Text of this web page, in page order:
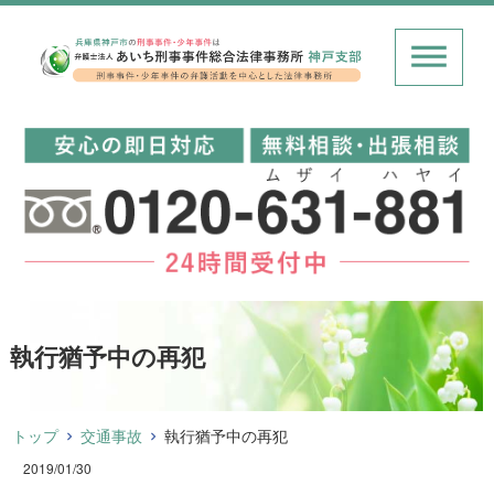
執行猶予中の再犯
トップ 交通事故 執行猶予中の再犯
2019/01/30